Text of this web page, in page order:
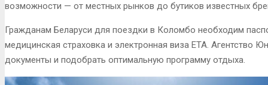
возможности — от местных рынков до бутиков известных
Гражданам Беларуси для поездки в Коломбо необходим
медицинская страховка и электронная виза ETA. Агентство
документы и подобрать оптимальную программу отдыха.